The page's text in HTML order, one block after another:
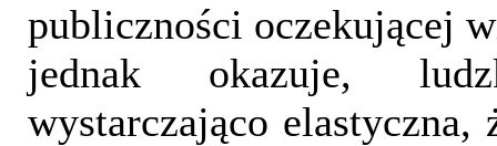
publiczności oczekującej
jednak okazuje,
wystarczająco elastyczna,